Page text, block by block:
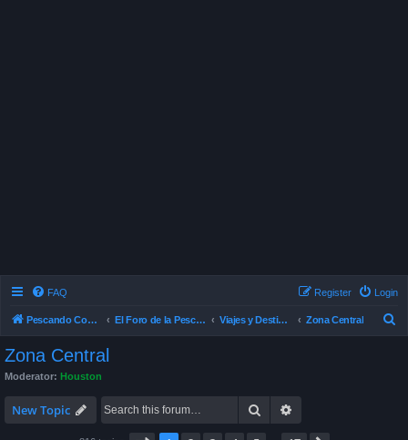
FAQ Login
Register
Pescando Con Mosca El Foro de la Pesca con Mosca en Chile Viajes y Destinos de Pesca Zona Central
Zona Central
Moderator: Houston
New Topic Search